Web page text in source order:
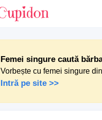
Femei singure caută
Vorbește cu femei singure
Intră pe site >>